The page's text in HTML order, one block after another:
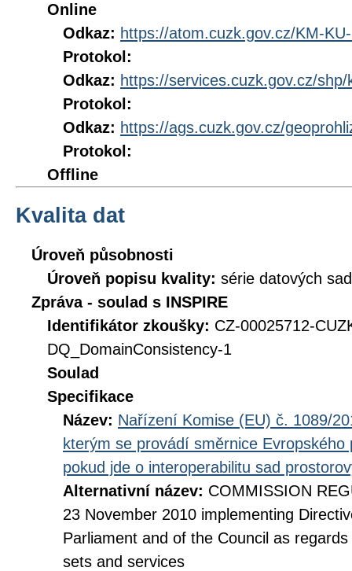
Online
Odkaz: https://atom.cuzk.gov.cz/KM-
Protokol:
Odkaz: https://services.cuzk.gov.cz/shp/
Protokol:
Odkaz: https://ags.cuzk.gov.cz/
Protokol:
Offline
Kvalita dat
Úroveň působnosti
Úroveň popisu kvality: série datových sad
Zpráva - soulad s INSPIRE
Identifikátor zkoušky: CZ-00025712-
DQ_DomainConsistency-1
Soulad
Specifikace
Název: Nařízení Komise (EU) č. 1089/
kterým se provádí směrnice
pokud jde o interoperabilitu sad
Alternativní název: COMMISSION
23 November 2010 implementing
Parliament and of the Council as
sets and services